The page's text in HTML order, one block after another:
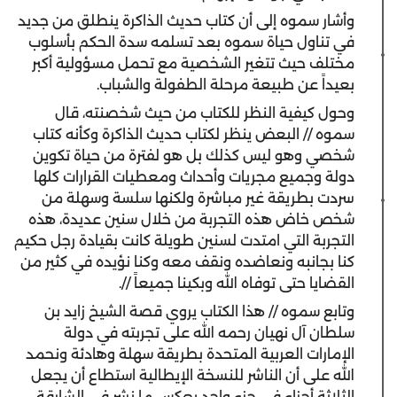
وأشار سموه إلى أن كتاب حديث الذاكرة ينطلق من جديد
في تناول حياة سموه بعد تسلمه سدة الحكم بأسلوب
مختلف حيث تتغير الشخصية مع تحمل مسؤولية أكبر
بعيداً عن طبيعة مرحلة الطفولة والشباب.
وحول كيفية النظر للكتاب من حيث شخصنته، قال
سموه // البعض ينظر لكتاب حديث الذاكرة وكأنه كتاب
شخصي وهو ليس كذلك بل هو لفترة من حياة تكوين
دولة وجميع مجريات وأحداث ومعطيات القرارات كلها
سردت بطريقة غير مباشرة ولكنها سلسة وسهلة من
شخص خاض هذه التجربة من خلال سنين عديدة، هذه
التجربة التي امتدت لسنين طويلة كانت بقيادة رجل حكيم
كنا بجانبه ونعاضده ونقف معه وكنا نؤيده في كثير من
القضايا حتى توفاه الله وبكينا جميعاً //.
وتابع سموه // هذا الكتاب يروي قصة الشيخ زايد بن
سلطان آل نهيان رحمه الله على تجربته في دولة
الإمارات العربية المتحدة بطريقة سهلة وهادئة ونحمد
الله على أن الناشر للنسخة الإيطالية استطاع أن يجعل